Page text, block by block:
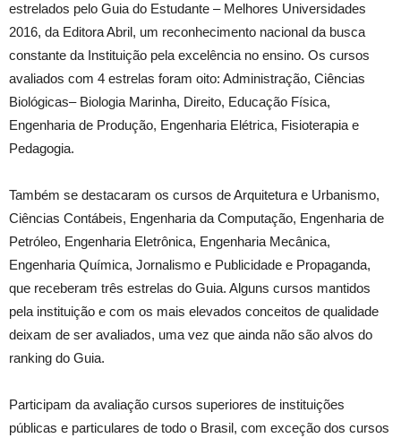
estrelados pelo Guia do Estudante – Melhores Universidades
2016, da Editora Abril, um reconhecimento nacional da busca
constante da Instituição pela excelência no ensino. Os cursos
avaliados com 4 estrelas foram oito: Administração, Ciências
Biológicas– Biologia Marinha, Direito, Educação Física,
Engenharia de Produção, Engenharia Elétrica, Fisioterapia e
Pedagogia.
Também se destacaram os cursos de Arquitetura e Urbanismo,
Ciências Contábeis, Engenharia da Computação, Engenharia de
Petróleo, Engenharia Eletrônica, Engenharia Mecânica,
Engenharia Química, Jornalismo e Publicidade e Propaganda,
que receberam três estrelas do Guia. Alguns cursos mantidos
pela instituição e com os mais elevados conceitos de qualidade
deixam de ser avaliados, uma vez que ainda não são alvos do
ranking do Guia.
Participam da avaliação cursos superiores de instituições
públicas e particulares de todo o Brasil, com exceção dos cursos